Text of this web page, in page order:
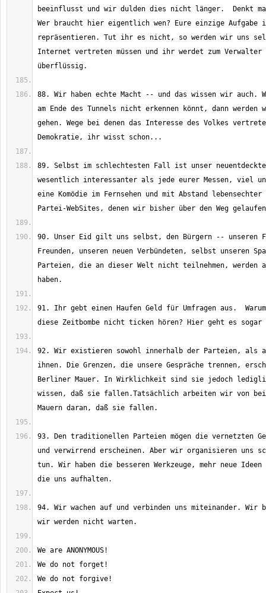
beeinflusst und wir dulden dies nicht länger.  Denkt
Wer braucht hier eigentlich wen? Eure einzige Aufgabe
repräsentieren. Tut ihr es nicht, so werden wir uns
Internet vertreten müssen und ihr werdet zum Verwalter
88. Wir haben echte Macht -- und das wissen wir auch.
am Ende des Tunnels nicht erkennen könnt, dann werden
gehen. Wege bei denen das Interesse des Volkes
89. Selbst im schlechtesten Fall ist unser
wesentlich interessanter als jede eurer Messen, viel
eine Komödie im Fernsehen und mit Abstand
90. Unser Eid gilt uns selbst, den Bürgern -- unseren
Freunden, unseren neuen Verbündeten, selbst unseren
Parteien, die an dieser Welt nicht teilnehmen, werden
91. Ihr gebt einen Haufen Geld für Umfragen aus.
92. Wir existieren sowohl innerhalb der Parteien, als
ihnen. Die Grenzen, die unsere Gespräche trennen,
Berliner Mauer. In Wirklichkeit sind sie jedoch
wissen, daß sie fallen.Tatsächlich arbeiten wir von
93. Den traditionellen Parteien mögen die vernetzten
und verwirrend erscheinen. Aber wir organisieren uns
tun. Wir haben die besseren Werkzeuge, mehr neue
94. Wir wachen auf und verbinden uns miteinander. Wir